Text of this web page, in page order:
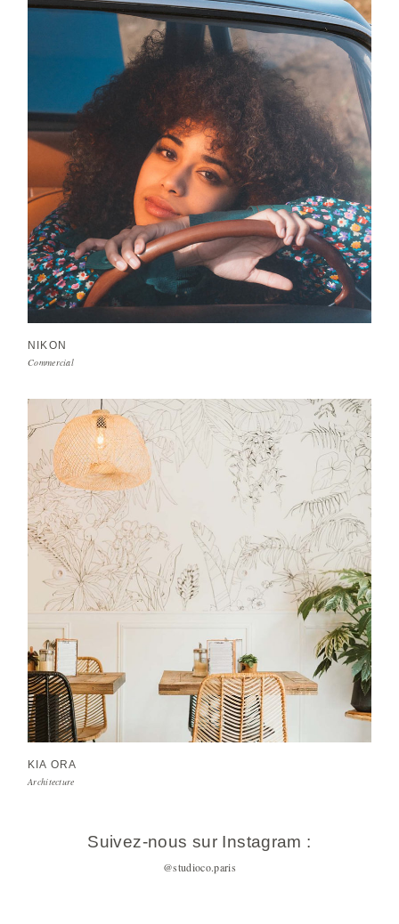
NIKON
Commercial
KIA ORA
Architecture
Suivez-nous sur Instagram :
@studioco.paris